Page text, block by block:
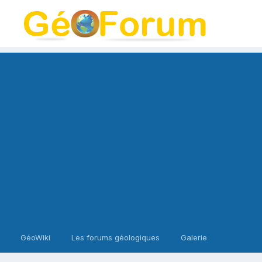
GéoWiki Les forums géologiques Galerie